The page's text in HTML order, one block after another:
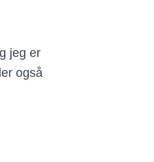
jeg er
også